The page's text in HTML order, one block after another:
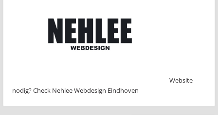
Website
nodig? Check Nehlee Webdesign Eindhoven